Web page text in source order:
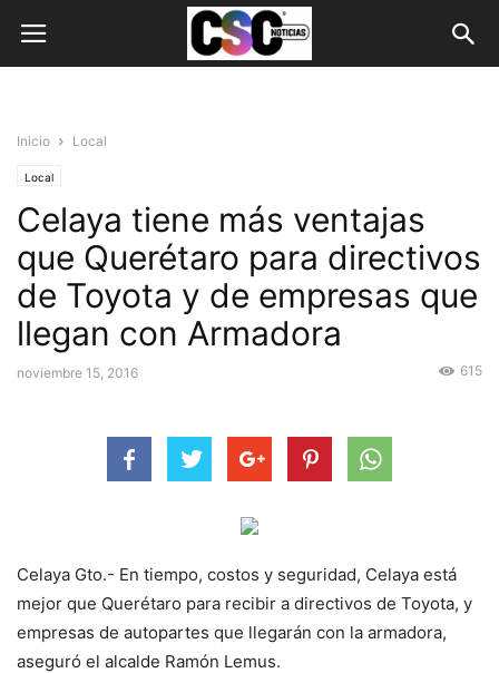
Inicio Local
Local
Celaya tiene más ventajas
que Querétaro para directivos
de Toyota y de empresas que
llegan con Armadora
noviembre 15, 2016 615
Celaya Gto.- En tiempo, costos y seguridad, Celaya está
mejor que Querétaro para recibir a directivos de Toyota, y
empresas de autopartes que llegarán con la armadora,
aseguró el alcalde Ramón Lemus.